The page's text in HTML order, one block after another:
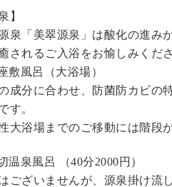
】
泉「美翠源泉」は酸化の進み
されるご入浴をお愉しみくださ
敷風呂（大浴場）
成分に合わせ、防菌防カビの
す。
大浴場までのご移動には階段
温泉風呂 （40分2000円）
ございませんが、源泉掛け流